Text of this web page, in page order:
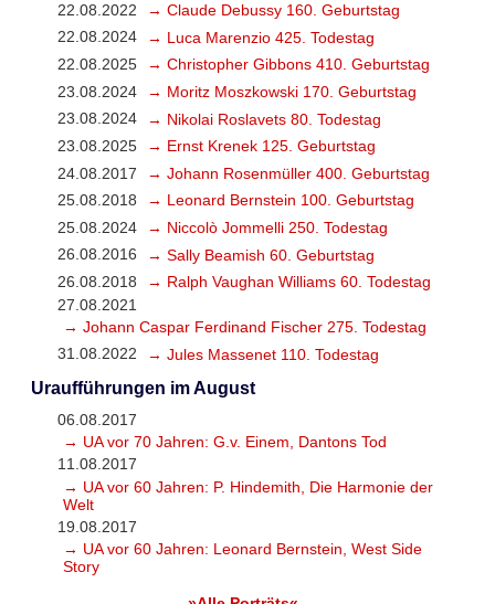
22.08.2022
→ Claude Debussy 160. Geburtstag
22.08.2024
→ Luca Marenzio 425. Todestag
22.08.2025
→ Christopher Gibbons 410. Geburtstag
23.08.2024
→ Moritz Moszkowski 170. Geburtstag
23.08.2024
→ Nikolai Roslavets 80. Todestag
23.08.2025
→ Ernst Krenek 125. Geburtstag
24.08.2017
→ Johann Rosenmüller 400. Geburtstag
25.08.2018
→ Leonard Bernstein 100. Geburtstag
25.08.2024
→ Niccolò Jommelli 250. Todestag
26.08.2016
→ Sally Beamish 60. Geburtstag
26.08.2018
→ Ralph Vaughan Williams 60. Todestag
27.08.2021
→ Johann Caspar Ferdinand Fischer 275. Todestag
31.08.2022
→ Jules Massenet 110. Todestag
Uraufführungen im August
06.08.2017
→ UA vor 70 Jahren: G.v. Einem, Dantons Tod
11.08.2017
→ UA vor 60 Jahren: P. Hindemith, Die Harmonie der
Welt
19.08.2017
→ UA vor 60 Jahren: Leonard Bernstein, West Side
Story